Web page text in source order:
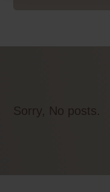
Sorry, No posts.